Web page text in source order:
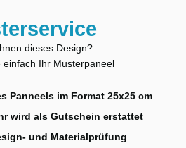
dieses Design?
einfach Ihr Musterpaneel
Panneels im Format 25x25 cm
wird als Gutschein erstattet
und Materialprüfung